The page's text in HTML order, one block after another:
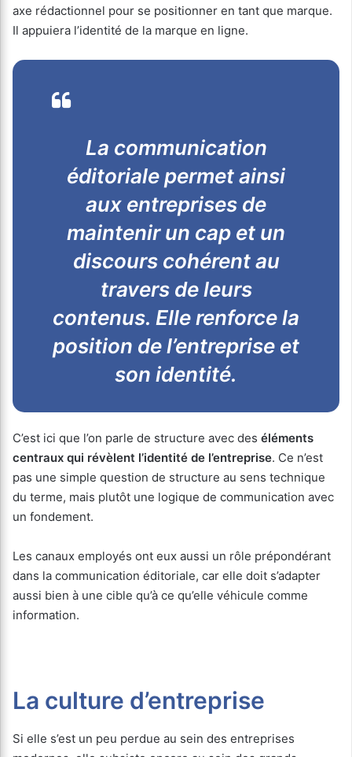
axe rédactionnel pour se positionner en tant que marque.
Il appuiera l’identité de la marque en ligne.
La communication
éditoriale permet ainsi
aux entreprises de
maintenir un cap et un
discours cohérent au
travers de leurs
contenus. Elle renforce la
position de l’entreprise et
son identité.
C’est ici que l’on parle de structure avec des éléments
centraux qui révèlent l’identité de l’entreprise. Ce n’est
pas une simple question de structure au sens technique
du terme, mais plutôt une logique de communication avec
un fondement.
Les canaux employés ont eux aussi un rôle prépondérant
dans la communication éditoriale, car elle doit s’adapter
aussi bien à une cible qu’à ce qu’elle véhicule comme
information.
La culture d’entreprise
Si elle s’est un peu perdue au sein des entreprises